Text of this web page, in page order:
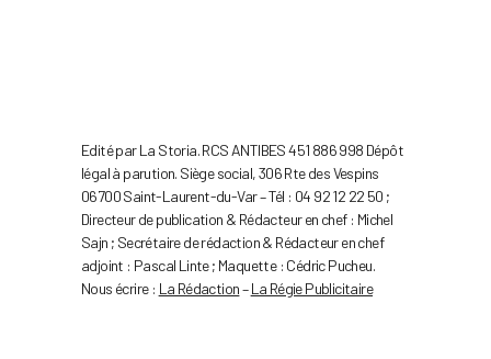
Edité par La Storia. RCS ANTIBES 451 886 998 Dépôt
légal à parution. Siège social, 306 Rte des Vespins
06700 Saint-Laurent-du-Var – Tél : 04 92 12 22 50 ;
Directeur de publication & Rédacteur en chef : Michel
Sajn ; Secrétaire de rédaction & Rédacteur en chef
adjoint : Pascal Linte ; Maquette : Cédric Pucheu.
Nous écrire : La Rédaction–La Régie Publicitaire